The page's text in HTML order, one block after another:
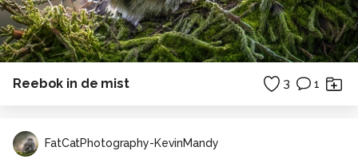
Reebok in de mist 3 1
FatCatPhotography-KevinMandy